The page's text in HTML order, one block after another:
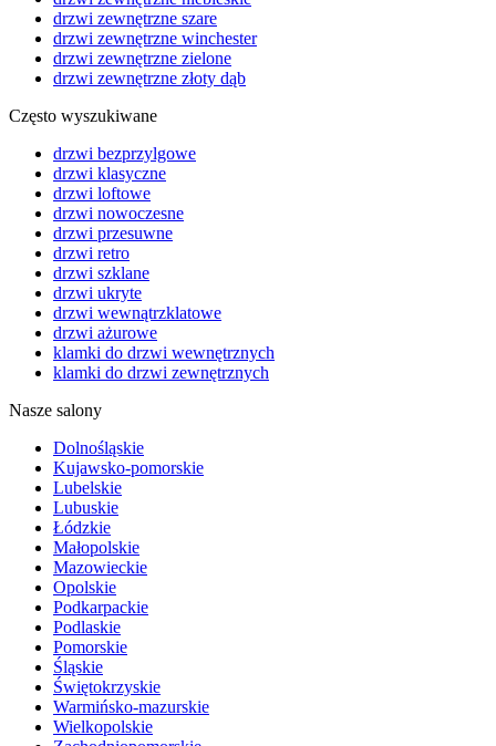
drzwi zewnętrzne szare
drzwi zewnętrzne winchester
drzwi zewnętrzne zielone
drzwi zewnętrzne złoty dąb
Często wyszukiwane
drzwi bezprzylgowe
drzwi klasyczne
drzwi loftowe
drzwi nowoczesne
drzwi przesuwne
drzwi retro
drzwi szklane
drzwi ukryte
drzwi wewnątrzklatowe
drzwi ażurowe
klamki do drzwi wewnętrznych
klamki do drzwi zewnętrznych
Nasze salony
Dolnośląskie
Kujawsko-pomorskie
Lubelskie
Lubuskie
Łódzkie
Małopolskie
Mazowieckie
Opolskie
Podkarpackie
Podlaskie
Pomorskie
Śląskie
Świętokrzyskie
Warmińsko-mazurskie
Wielkopolskie